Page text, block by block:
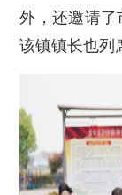
外，还邀请
该镇镇长也列